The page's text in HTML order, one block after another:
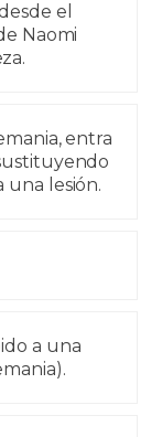
el
Naomi
entra
una lesión.
a una